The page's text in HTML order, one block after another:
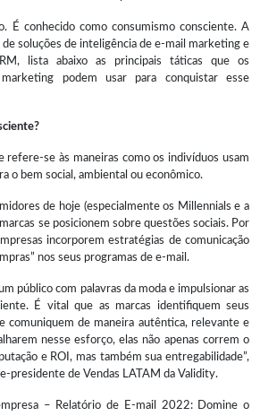
É conhecido como consumismo consciente. A
soluções de inteligência de e-mail marketing e
lista abaixo as principais táticas que os
podem usar para conquistar esse
refere-se às maneiras como os indivíduos usam
o bem social, ambiental ou econômico.
de hoje (especialmente os Millennials e a
se posicionem sobre questões sociais. Por
incorporem estratégias de comunicação
nos seus programas de e-mail.
público com palavras da moda e impulsionar as
É vital que as marcas identifiquem seus
comuniquem de maneira autêntica, relevante e
nesse esforço, elas não apenas correm o
e ROI, mas também sua entregabilidade”,
presidente de Vendas LATAM da Validity.
– Relatório de E-mail 2022: Domine o